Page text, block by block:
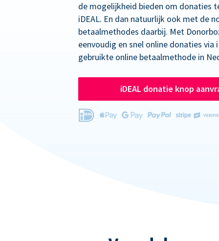
de mogelijkheid bieden om donaties
iDEAL. En dan natuurlijk ook met de
betaalmethodes daarbij. Met
eenvoudig en snel online donaties via
gebruikte online betaalmethode in
iDEAL donatie knop